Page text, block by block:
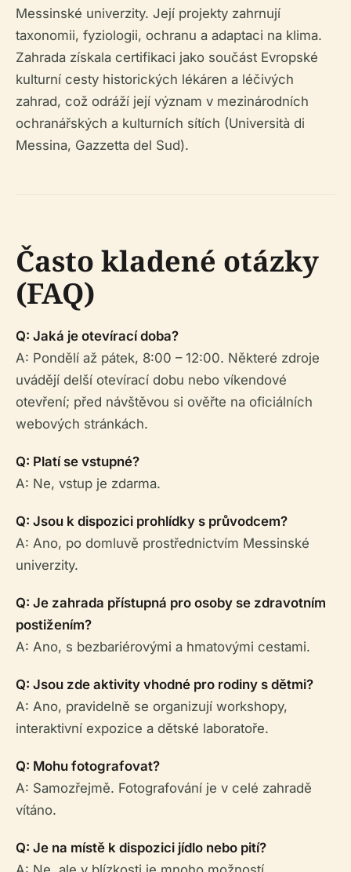
Messinské univerzity. Její projekty zahrnují
taxonomii, fyziologii, ochranu a adaptaci na klima.
Zahrada získala certifikaci jako součást Evropské
kulturní cesty historických lékáren a léčivých
zahrad, což odráží její význam v mezinárodních
ochranářských a kulturních sítích (Università di
Messina, Gazzetta del Sud).
Často kladené otázky
(FAQ)
Q: Jaká je otevírací doba?
A: Pondělí až pátek, 8:00 – 12:00. Některé zdroje
uvádějí delší otevírací dobu nebo víkendové
otevření; před návštěvou si ověřte na oficiálních
webových stránkách.
Q: Platí se vstupné?
A: Ne, vstup je zdarma.
Q: Jsou k dispozici prohlídky s průvodcem?
A: Ano, po domluvě prostřednictvím Messinské
univerzity.
Q: Je zahrada přístupná pro osoby se zdravotním
postižením?
A: Ano, s bezbariérovými a hmatovými cestami.
Q: Jsou zde aktivity vhodné pro rodiny s dětmi?
A: Ano, pravidelně se organizují workshopy,
interaktivní expozice a dětské laboratoře.
Q: Mohu fotografovat?
A: Samozřejmě. Fotografování je v celé zahradě
vítáno.
Q: Je na místě k dispozici jídlo nebo pití?